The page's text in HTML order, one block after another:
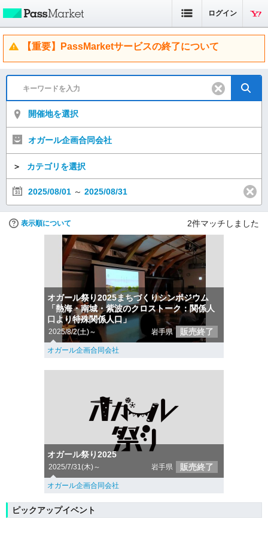
ログイン
【重要】PassMarketサービスの終了について
開催地を選択
オガール企画合同会社
＞ カテゴリを選択
2025/08/01 ～ 2025/08/31
表示順について 2件マッチしました
オガール祭り2025まちづくりシンポジウム
「熱海・南城・紫波のクロストーク：関係人
口より特殊関係人口」
2025/8/2(土)～ 岩手県 販売終了
オガール企画合同会社
オガール祭り2025
2025/7/31(木)～ 岩手県 販売終了
オガール企画合同会社
ピックアップイベント